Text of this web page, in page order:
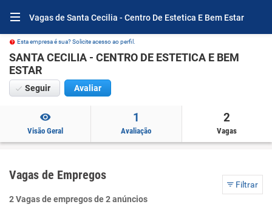
Vagas de Santa Cecilia - Centro De Estetica E Bem Estar
Esta empresa é sua? Solicite acesso ao perfil.
SANTA CECILIA - CENTRO DE ESTETICA E BEM
ESTAR
Seguir Avaliar
Visão Geral
1
Avaliação
2
Vagas
Vagas de Empregos
Filtrar
2 Vagas de empregos de 2 anúncios